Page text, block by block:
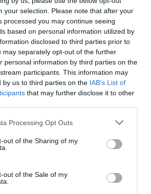
your selection. Please note that after your
processed you may continue seeing
based on personal information utilized by
disclosed to third parties prior to
may separately opt-out of the further
personal information by third parties on the
participants. This information may
by us to third parties on the IAB’s List of
that may further disclose it to other
Processing Opt Outs
out of the Sharing of my
out of the Sale of my
szerda
a mentális
is. Ilyés Ferenc MKSZ-
kézilabdázók